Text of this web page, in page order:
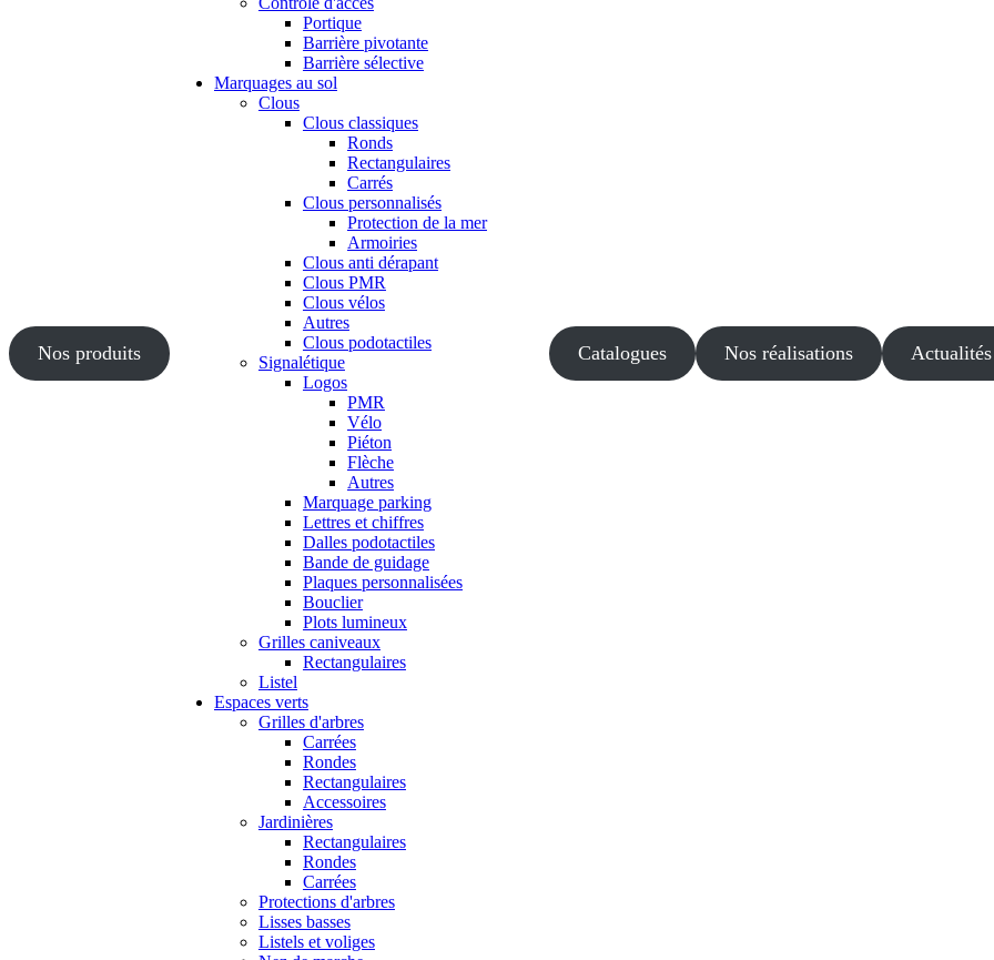
Nos produits
Portique
Barrière pivotante
Barrière sélective
Marquages au sol
Clous
Clous classiques
Ronds
Rectangulaires
Carrés
Clous personnalisés
Protection de la mer
Armoiries
Clous anti dérapant
Clous PMR
Clous vélos
Autres
Clous podotactiles
Signalétique
Logos
PMR
Vélo
Piéton
Flèche
Autres
Marquage parking
Lettres et chiffres
Dalles podotactiles
Bande de guidage
Plaques personnalisées
Bouclier
Plots lumineux
Grilles caniveaux
Rectangulaires
Listel
Espaces verts
Grilles d'arbres
Carrées
Rondes
Rectangulaires
Accessoires
Jardinières
Rectangulaires
Rondes
Carrées
Protections d'arbres
Lisses basses
Listels et voliges
Catalogues Nos réalisations Actualités